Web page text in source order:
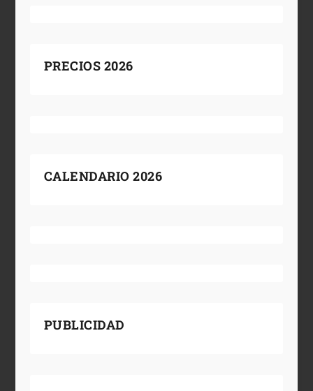
PRECIOS 2026
CALENDARIO 2026
PUBLICIDAD